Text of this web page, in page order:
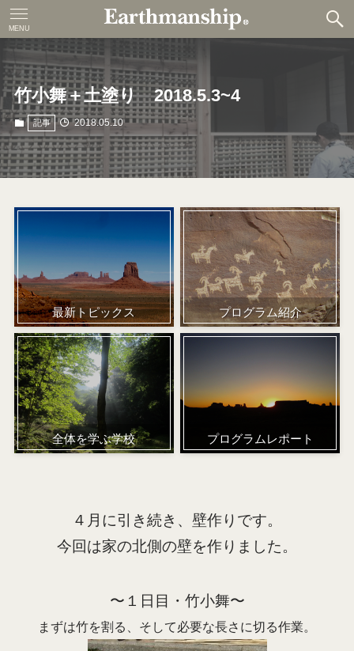
MENU
竹小舞＋土塗り 2018.5.3~4
記事 2018.05.10
最新トピックス プログラム紹介
全体を学ぶ学校 プログラムレポート
４月に引き続き、壁作りです。
今回は家の北側の壁を作りました。
〜１日目・竹小舞〜
まずは竹を割る、そして必要な長さに切る作業。